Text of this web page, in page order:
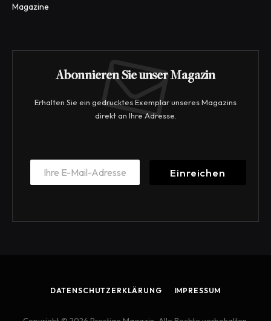
Magazine
Abonnieren Sie unser Magazin
Erhalten Sie ein gedrucktes Exemplar unseres Magazins
direkt an Ihre Adresse.
E
a
*
Einreichen
DATENSCHUTZERKLÄRUNG IMPRESSUM